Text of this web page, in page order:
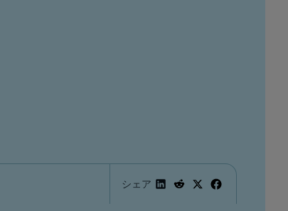
シェア